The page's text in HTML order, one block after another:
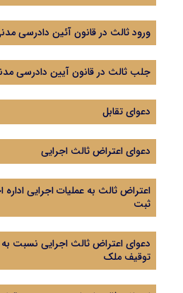
ورود ثالث در قانون آئین دادرسی
جلب ثالث در قانون آیین دادرسی
دعوای تقابل
دعوای اعتراض ثالث اجرایی
اعتراض ثالث به عملیات اجرایی اداره
ثبت
دعوای اعتراض ثالث اجرایی نسبت به
توقیف ملک